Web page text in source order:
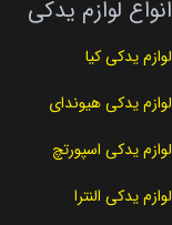
انواع لوازم یدکی
لوازم یدکی کیا
لوازم یدکی هیوندای
لوازم یدکی اسپورتچ
لوازم یدکی النترا